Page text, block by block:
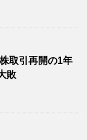
取引再開の1年
敗